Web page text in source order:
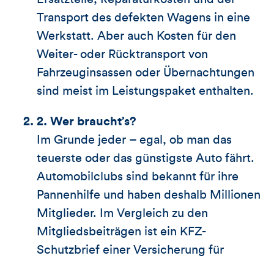
Transport des defekten Wagens in eine
Werkstatt. Aber auch Kosten für den
Weiter- oder Rücktransport von
Fahrzeuginsassen oder Übernachtungen
sind meist im Leistungspaket enthalten.
2. Wer braucht’s?
Im Grunde jeder – egal, ob man das
teuerste oder das günstigste Auto fährt.
Automobilclubs sind bekannt für ihre
Pannenhilfe und haben deshalb Millionen
Mitglieder. Im Vergleich zu den
Mitgliedsbeiträgen ist ein KFZ-
Schutzbrief einer Versicherung für